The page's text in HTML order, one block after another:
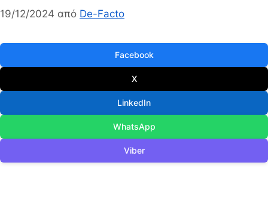
19/12/2024 από De-Facto
Facebook
X
LinkedIn
WhatsApp
Viber